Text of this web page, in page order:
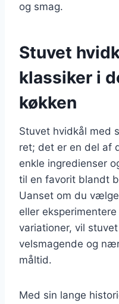
og smag.
Stuvet
klassiker i
køkken
Stuvet hvidkål med
ret; det er en del af
enkle ingredienser
til en favorit blandt
Uanset om du
eller
variationer, vil
velsmagende og
måltid.
Med sin lange